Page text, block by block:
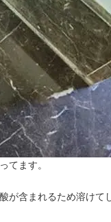
てます。
が含まれるため溶けて